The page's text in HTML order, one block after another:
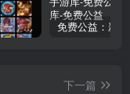
黄金会员送合集一：150款后台手游合集
下一篇